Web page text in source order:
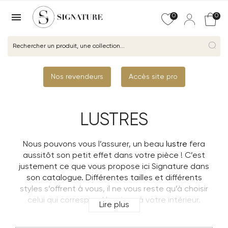

Nos revendeurs Accès site pro
0 0
LUSTRES
Nous pouvons vous l’assurer, un beau lustre fera
aussitôt son petit effet dans votre pièce ! C’est
justement ce que vous propose ici Signature dans
son catalogue. Différentes tailles et différents
styles s’offrent à vous, il ne vous reste qu’à choisir
celui qui correspond le mieux à votre intérieur.
Lire plus